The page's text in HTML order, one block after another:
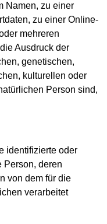
Namen, zu einer
zu einer Online-
mehreren
Ausdruck der
genetischen,
kulturellen oder
Person sind,
identifizierte oder
Person, deren
von dem für die
verarbeitet